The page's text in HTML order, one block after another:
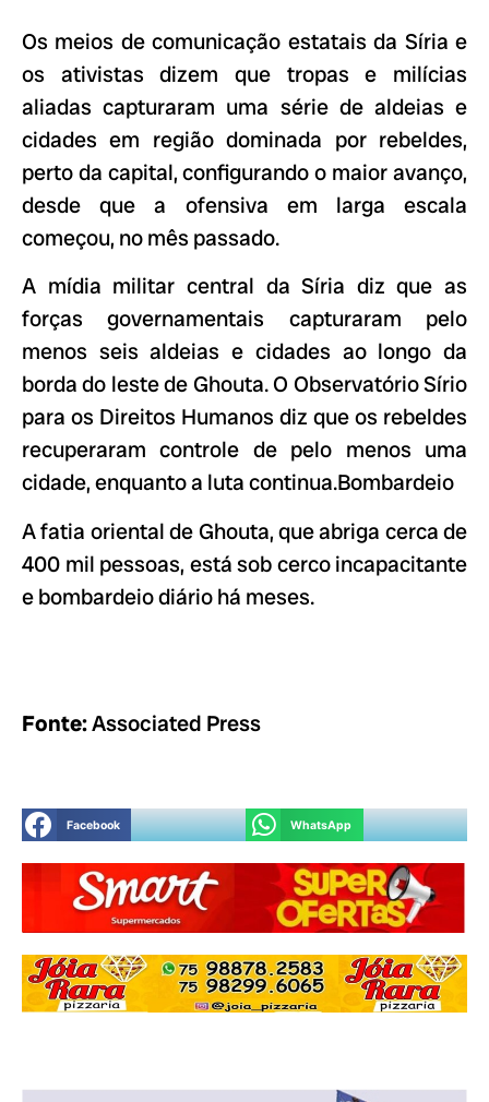
Os meios de comunicação estatais da Síria e
os ativistas dizem que tropas e milícias
aliadas capturaram uma série de aldeias e
cidades em região dominada por rebeldes,
perto da capital, configurando o maior avanço,
desde que a ofensiva em larga escala
começou, no mês passado.
A mídia militar central da Síria diz que as
forças governamentais capturaram pelo
menos seis aldeias e cidades ao longo da
borda do leste de Ghouta. O Observatório Sírio
para os Direitos Humanos diz que os rebeldes
recuperaram controle de pelo menos uma
cidade, enquanto a luta continua.Bombardeio
A fatia oriental de Ghouta, que abriga cerca de
400 mil pessoas, está sob cerco incapacitante
e bombardeio diário há meses.
Fonte:Associated Press
Facebook WhatsApp